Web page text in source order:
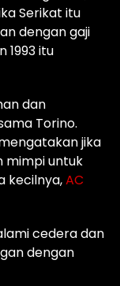
Serikat itu
dengan gaji
1993 itu
dan
Torino.
jika
mimpi untuk
kecilnya,AC
cedera dan
dengan